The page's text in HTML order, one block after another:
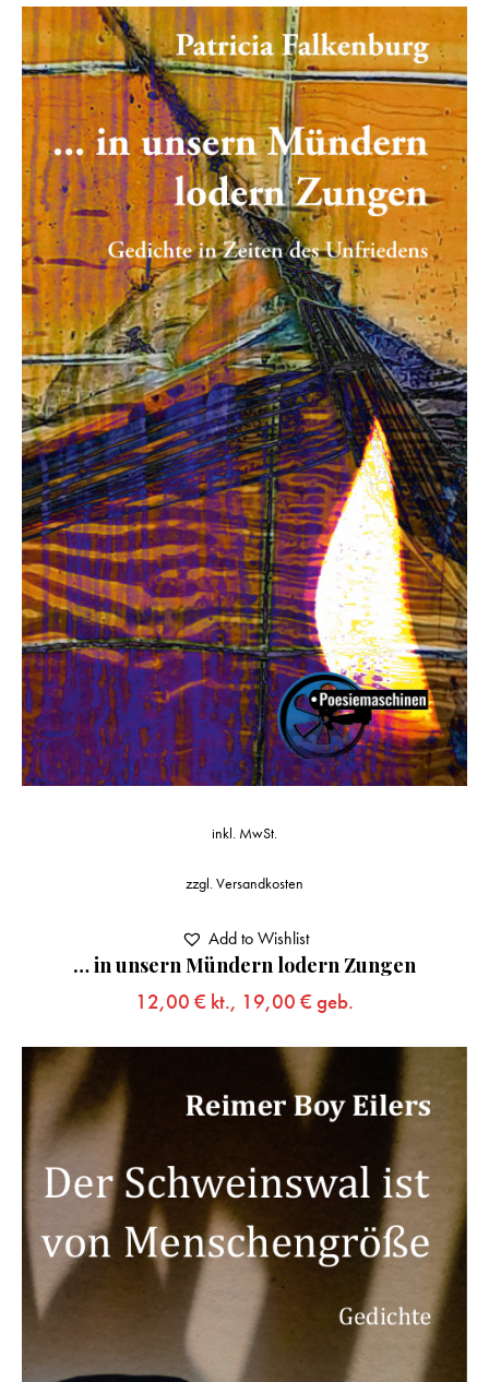
… in unsern Mündern lodern Zungen
12,00 € kt., 19,00 € geb.
inkl. MwSt.
zzgl.Versandkosten
Add to Wishlist